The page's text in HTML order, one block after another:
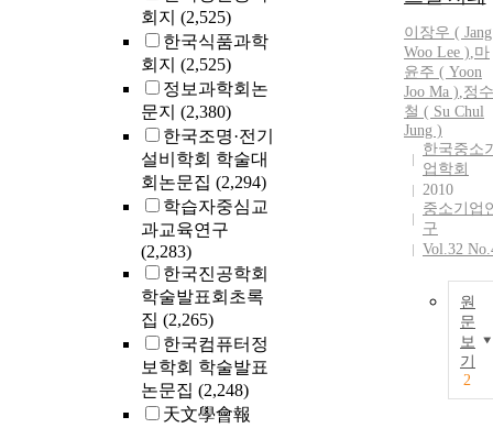
회지 (2,525)
한국식품과학
회지 (2,525)
정보과학회논
문지 (2,380)
한국조명·전기
설비학회 학술대
회논문집 (2,294)
학습자중심교
과교육연구
(2,283)
한국진공학회
학술발표회초록
집 (2,265)
한국컴퓨터정
보학회 학술발표
논문집 (2,248)
天文學會報
이장우 ( Jang
Woo Lee ),마
윤주 ( Yoon
Joo Ma ),정수
철 ( Su Chul
Jung )
한국중소
업학회
2010
중소기업
구
Vol.32
원
문
보
기
2